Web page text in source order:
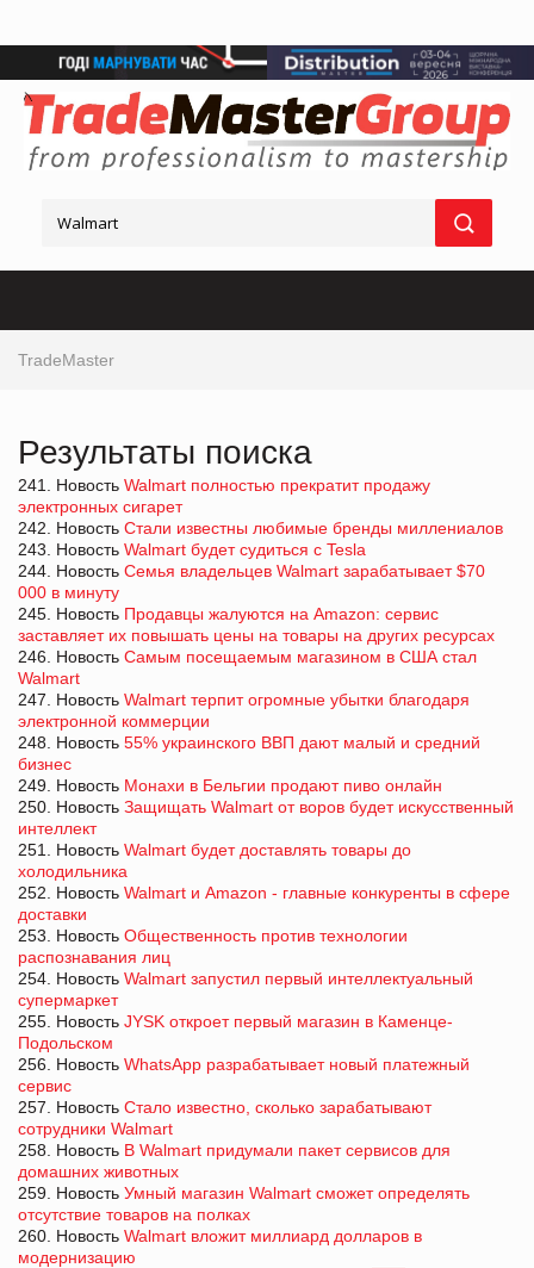
TradeMaster
Результаты поиска
241. Новость Walmart полностью прекратит продажу
электронных сигарет
242. Новость Стали известны любимые бренды миллениалов
243. Новость Walmart будет судиться с Tesla
244. Новость Семья владельцев Walmart зарабатывает $70
000 в минуту
245. Новость Продавцы жалуются на Amazon: сервис
заставляет их повышать цены на товары на других ресурсах
246. Новость Самым посещаемым магазином в США стал
Walmart
247. Новость Walmart терпит огромные убытки благодаря
электронной коммерции
248. Новость 55% украинского ВВП дают малый и средний
бизнес
249. Новость Монахи в Бельгии продают пиво онлайн
250. Новость Защищать Walmart от воров будет искусственный
интеллект
251. Новость Walmart будет доставлять товары до
холодильника
252. Новость Walmart и Amazon - главные конкуренты в сфере
доставки
253. Новость Общественность против технологии
распознавания лиц
254. Новость Walmart запустил первый интеллектуальный
супермаркет
255. Новость JYSK откроет первый магазин в Каменце-
Подольском
256. Новость WhatsApp разрабатывает новый платежный
сервис
257. Новость Стало известно, сколько зарабатывают
сотрудники Walmart
258. Новость В Walmart придумали пакет сервисов для
домашних животных
259. Новость Умный магазин Walmart сможет определять
отсутствие товаров на полках
260. Новость Walmart вложит миллиард долларов в
модернизацию